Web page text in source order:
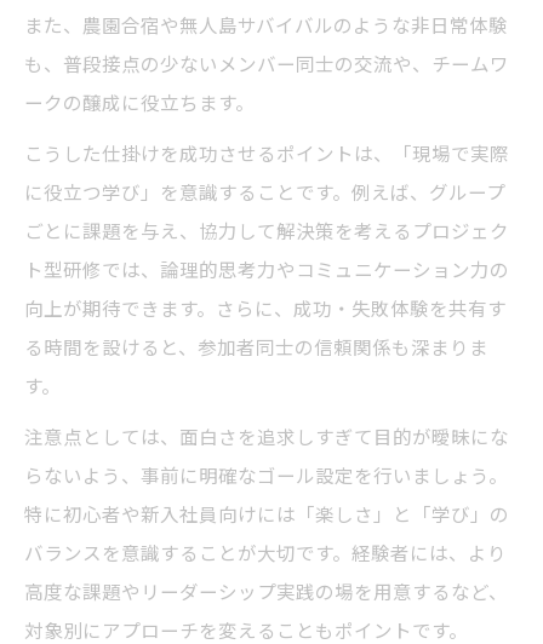
また、農園合宿や無人島サバイバルのような非日常体験
も、普段接点の少ないメンバー同士の交流や、チームワ
ークの醸成に役立ちます。
こうした仕掛けを成功させるポイントは、「現場で実際
に役立つ学び」を意識することです。例えば、グループ
ごとに課題を与え、協力して解決策を考えるプロジェク
ト型研修では、論理的思考力やコミュニケーション力の
向上が期待できます。さらに、成功・失敗体験を共有す
る時間を設けると、参加者同士の信頼関係も深まりま
す。
注意点としては、面白さを追求しすぎて目的が曖昧にな
らないよう、事前に明確なゴール設定を行いましょう。
特に初心者や新入社員向けには「楽しさ」と「学び」の
バランスを意識することが大切です。経験者には、より
高度な課題やリーダーシップ実践の場を用意するなど、
対象別にアプローチを変えることもポイントです。